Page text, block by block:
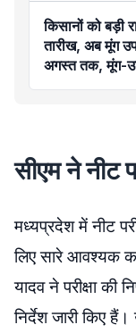
किसानों को बड़ी
तारीख, अब मूंग
अगस्त तक, मूंग-
होगी
सीएम ने नीट
मध्यप्रदेश में नीट
लिए सारे आवश्यक
यादव ने परीक्षा
निर्देश जारी किए